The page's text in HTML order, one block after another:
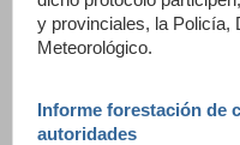
y provinciales, la Policía,
Meteorológico.
Informe forestación de
autoridades